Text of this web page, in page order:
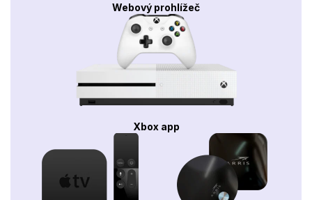
Webový prohlížeč
Xbox app